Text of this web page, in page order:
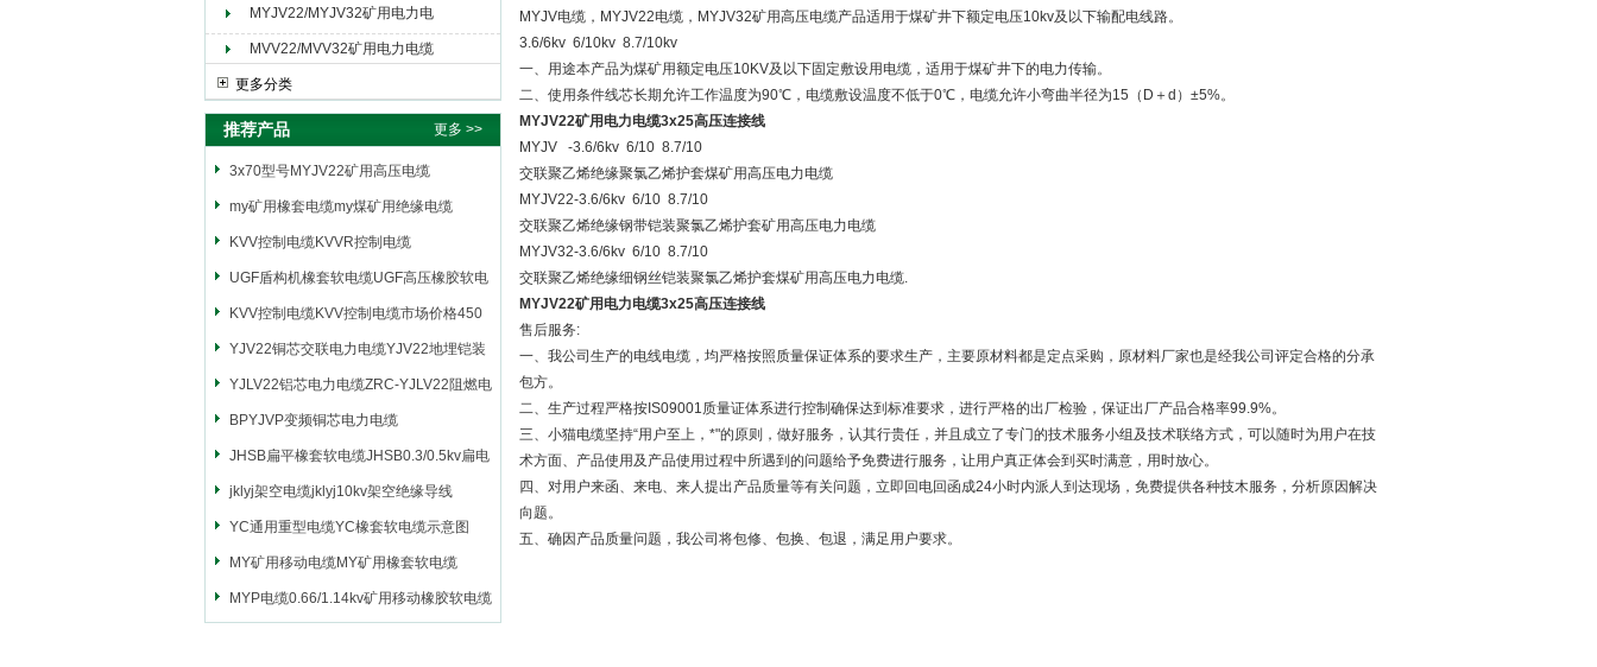
MYJV22/MYJV32矿用电力电
缆
MVV22/MVV32矿用电力电缆
更多分类
推荐产品 更多 >>
3x70型号MYJV22矿用高压电缆
my矿用橡套电缆my煤矿用绝缘电缆
KVV控制电缆KVVR控制电缆
UGF盾构机橡套软电缆UGF高压橡胶软电
缆
KVV控制电缆KVV控制电缆市场价格450
YJV22铜芯交联电力电缆YJV22地埋铠装
电源电缆
YJLV22铝芯电力电缆ZRC-YJLV22阻燃电
力电缆
BPYJVP变频铜芯电力电缆
JHSB扁平橡套软电缆JHSB0.3/0.5kv扁电
缆
jklyj架空电缆jklyj10kv架空绝缘导线
YC通用重型电缆YC橡套软电缆示意图
MY矿用移动电缆MY矿用橡套软电缆
MYP电缆0.66/1.14kv矿用移动橡胶软电缆
MYJV电缆，MYJV22电缆，MYJV32矿用高压电缆产品适用于煤矿井下额定电压10kv及以下输配电线路。
3.6/6kv 6/10kv 8.7/10kv
一、用途本产品为煤矿用额定电压10KV及以下固定敷设用电缆，适用于煤矿井下的电力传输。
二、使用条件线芯长期允许工作温度为90℃，电缆敷设温度不低于0℃，电缆允许小弯曲半径为15（D＋d）±5%。
MYJV22矿用电力电缆3x25高压连接线
MYJV -3.6/6kv 6/10 8.7/10
交联聚乙烯绝缘聚氯乙烯护套煤矿用高压电力电缆
MYJV22-3.6/6kv 6/10 8.7/10
交联聚乙烯绝缘钢带铠装聚氯乙烯护套矿用高压电力电缆
MYJV32-3.6/6kv 6/10 8.7/10
交联聚乙烯绝缘细钢丝铠装聚氯乙烯护套煤矿用高压电力电缆.
MYJV22矿用电力电缆3x25高压连接线
售后服务:
一、我公司生产的电线电缆，均严格按照质量保证体系的要求生产，主要原材料都是定点采购，原材料厂家也是经我公司评定合格的分承
包方。
二、生产过程严格按IS09001质量证体系进行控制确保达到标准要求，进行严格的出厂检验，保证出厂产品合格率99.9%。
三、小猫电缆坚持“用户至上，*"的原则，做好服务，认其行贵任，并且成立了专门的技术服务小组及技术联络方式，可以随时为用户在技
术方面、产品使用及产品使用过程中所遇到的问题给予免费进行服务，让用户真正体会到买时满意，用时放心。
四、对用户来函、来电、来人提出产品质量等有关问题，立即回电回函成24小时内派人到达现场，免费提供各种技木服务，分析原因解决
向题。
五、确因产品质量问题，我公司将包修、包换、包退，满足用户要求。